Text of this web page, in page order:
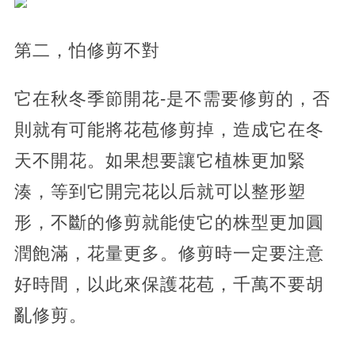
第二，怕修剪不對
它在秋冬季節開花-是不需要修剪的，否
則就有可能將花苞修剪掉，造成它在冬
天不開花。如果想要讓它植株更加緊
湊，等到它開完花以后就可以整形塑
形，不斷的修剪就能使它的株型更加圓
潤飽滿，花量更多。修剪時一定要注意
好時間，以此來保護花苞，千萬不要胡
亂修剪。